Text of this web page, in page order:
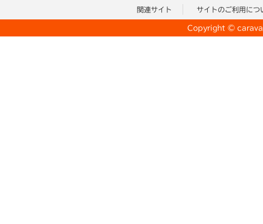
関連サイト サイトのご利用につ
Copyright ©